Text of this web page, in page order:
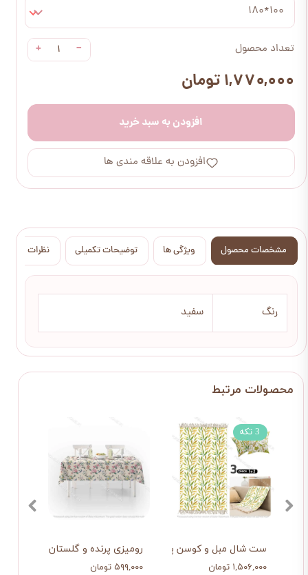
100*180
تعداد محصول −
+
۱,۷۷۰,۰۰۰ تومان
افزودن به سبد خرید
افزودن به علاقه مندی ها
مشخصات محصول ویژگی ها توضیحات تکمیلی نظرات
رنگ سفید
ست شال مبل و کوسن
۱,۵۰۶,۰۰۰ تومان
کوسن پرنده ها
۲۱۹,۰۰۰ تومان
مدل گلهای بابونه بزرگ